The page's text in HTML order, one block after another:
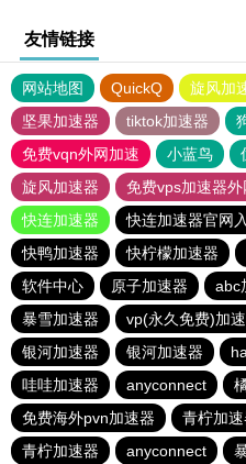
友情链接
网站地图 QuickQ 旋风加
坚果加速器
tiktok加速器
免费vqn外网加速
小蓝鸟
旋风加速器
免费vps加速器外
快连加速器
快连加速器官网
快鸭加速器
快柠檬加速器
软件中心
原子加速器 abc
暴雪加速器
vp(永久免费)加
银河加速器
银河加速器
哇哇加速器
anyconnect
免费海外pvn加速器
青柠加速
青柠加速器
anyconnect